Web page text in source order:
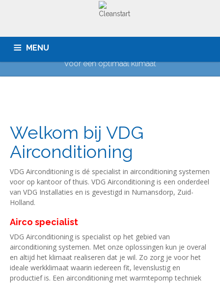
MENU
VDG Airconditioning, dé
airco specialist
Voor een optimaal klimaat
Welkom bij VDG
Airconditioning
VDG Airconditioning is dé specialist in airconditioning systemen
voor op kantoor of thuis. VDG Airconditioning is een onderdeel
van VDG Installaties en is gevestigd in Numansdorp, Zuid-
Holland.
Airco specialist
VDG Airconditioning is specialist op het gebied van
airconditioning systemen. Met onze oplossingen kun je overal
en altijd het klimaat realiseren dat je wil. Zo zorg je voor het
ideale werkklimaat waarin iedereen fit, levenslustig en
productief is. Een airconditioning met warmtepomp techniek